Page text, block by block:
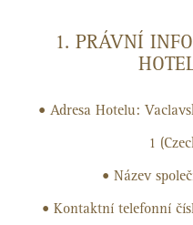
1. PRÁVNÍ
Adresa Hotelu:
1
Název
Kontaktní telefonní